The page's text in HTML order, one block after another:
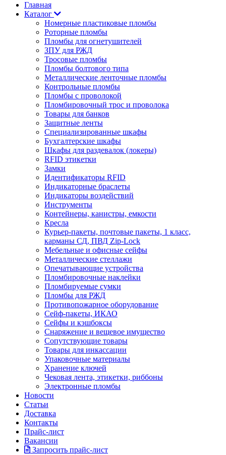
Главная
Каталог
Номерные пластиковые пломбы
Роторные пломбы
Пломбы для огнетушителей
ЗПУ для РЖД
Тросовые пломбы
Пломбы болтового типа
Металлические ленточные пломбы
Контрольные пломбы
Пломбы с проволокой
Пломбировочный трос и проволока
Товары для банков
Защитные ленты
Cпециализированные шкафы
Бухгалтерские шкафы
Шкафы для раздевалок (локеры)
RFID этикетки
Замки
Идентификаторы RFID
Индикаторные браслеты
Индикаторы воздействий
Инструменты
Контейнеры, канистры, емкости
Кресла
Курьер-пакеты, почтовые пакеты, 1 класс,
карманы СД, ПВД Zip-Lock
Мебельные и офисные сейфы
Металлические стеллажи
Опечатывающие устройства
Пломбировочные наклейки
Пломбируемые сумки
Пломбы для РЖД
Противопожарное оборудование
Сейф-пакеты, ИКАО
Сейфы и кэшбоксы
Снаряжение и вещевое имущество
Сопутствующие товары
Товары для инкассации
Упаковочные материалы
Хранение ключей
Чековая лента, этикетки, риббоны
Электронные пломбы
Новости
Статьи
Доставка
Контакты
Прайс-лист
Вакансии
Запросить прайс-лист